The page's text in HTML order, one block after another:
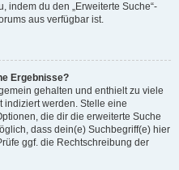
indem du den „Erweiterte Suche“-
aus verfügbar ist.
Ergebnisse?
gehalten und enthielt zu viele
indiziert werden. Stelle eine
die dir die erweiterte Suche
dass dein(e) Suchbegriff(e) hier
ggf. die Rechtschreibung der